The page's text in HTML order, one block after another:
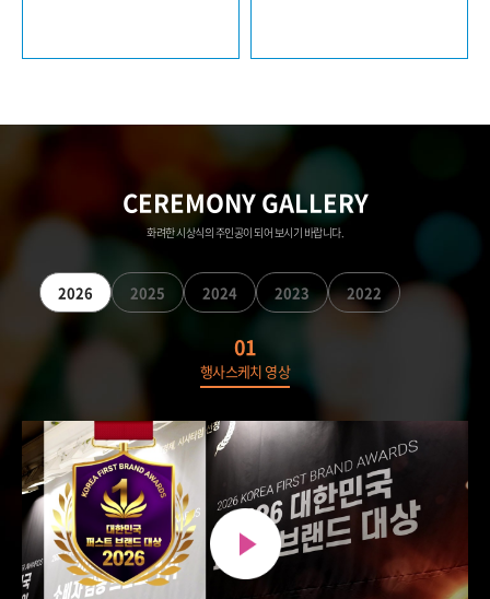
CEREMONY GALLERY
화려한 시상식의 주인공이 되어 보시기 바랍니다.
2026 2025 2024 2023 2022
01
행사스케치 영상